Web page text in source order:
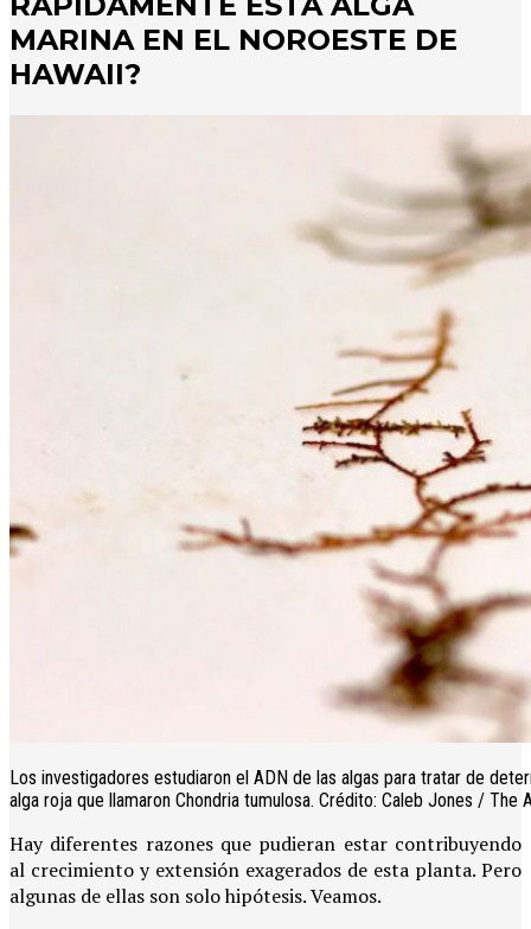
MARINA EN EL NOROESTE DE
HAWAII?
Los investigadores estudiaron el ADN de las algas para tratar de
alga roja que llamaron Chondria tumulosa. Crédito: Caleb Jones / The
Hay diferentes razones que pudieran estar contribuyendo
al crecimiento y extensión exagerados de esta planta. Pero
algunas de ellas son solo hipótesis. Veamos.